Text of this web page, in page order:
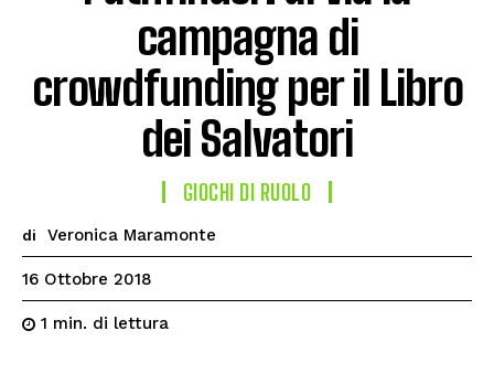
campagna di
crowdfunding per il Libro
dei Salvatori
GIOCHI DI RUOLO
di Veronica Maramonte
16 Ottobre 2018
1 min. di lettura